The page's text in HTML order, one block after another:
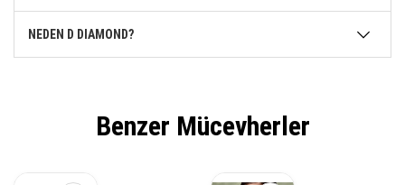
NEDEN D DIAMOND?
Benzer Mücevherler